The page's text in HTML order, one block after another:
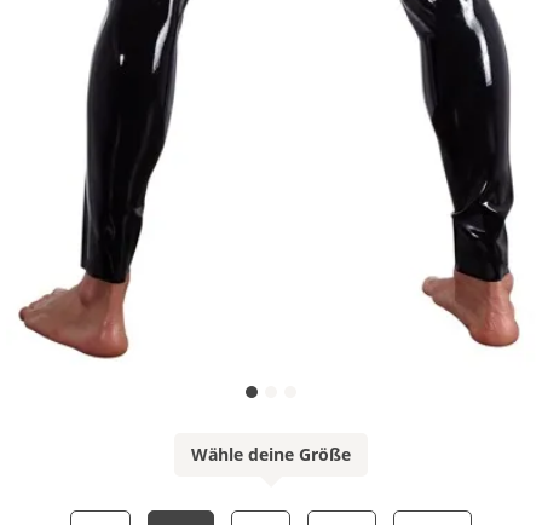
Wähle deine Größe